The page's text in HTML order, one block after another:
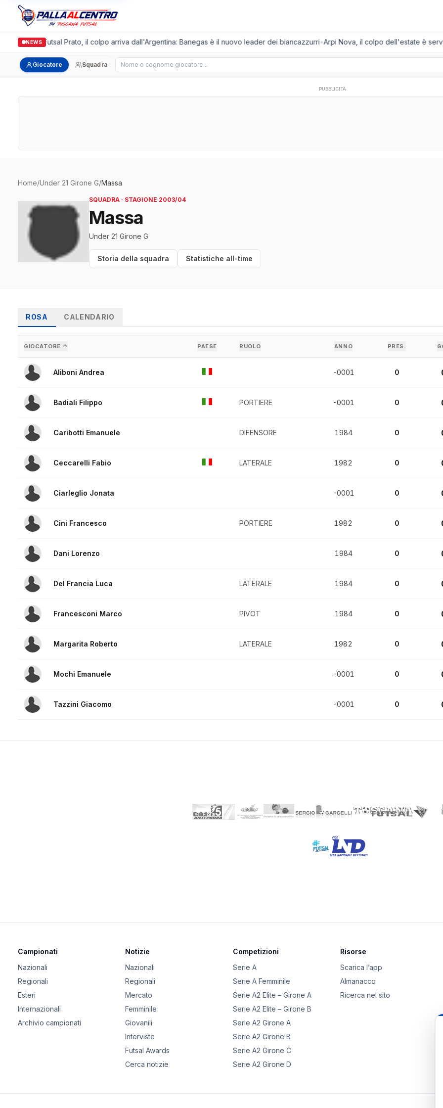
NEWS
Italgronda Futsal Prato, il colpo arriva dall'Argentina: Banegas è il nuovo leader dei biancazzurri•Arpi Nova, il colpo dell'estate è
Giocatore Squadra Cerca giocatore
PUBBLICITÀ
Home/Under 21 Girone G/Massa
SQUADRA · STAGIONE 2003/04
Massa
Under 21 Girone G
Storia della squadra Statistiche all-time
ROSA CALENDARIO
GIOCATORE ↑ PAESE RUOLO ANNO PRES.
Aliboni Andrea -0001 0
Badiali Filippo PORTIERE -0001 0
Caribotti Emanuele DIFENSORE 1984 0
Ceccarelli Fabio LATERALE 1982 0
Ciarleglio Jonata -0001 0
Cini Francesco PORTIERE 1982 0
Dani Lorenzo 1984 0
Del Francia Luca LATERALE 1984 0
Francesconi Marco PIVOT 1984 0
Margarita Roberto LATERALE 1982 0
Mochi Emanuele -0001 0
Tazzini Giacomo -0001 0
Campionati
Nazionali
Regionali
Esteri
Internazionali
Archivio campionati
Notizie
Nazionali
Regionali
Mercato
Femminile
Giovanili
Interviste
Futsal Awards
Cerca notizie
Competizioni
Serie A
Serie A Femminile
Serie A2 Elite – Girone A
Serie A2 Elite – Girone B
Serie A2 Girone A
Serie A2 Girone B
Serie A2 Girone C
Serie A2 Girone D
Risorse
Scarica l’app
Almanacco
Ricerca nel sito